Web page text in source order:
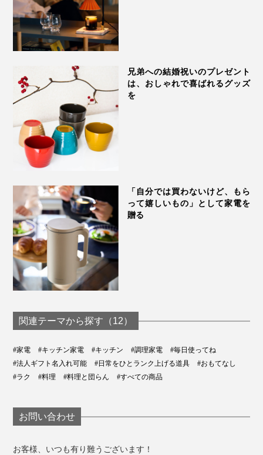
兄弟への結婚祝いのプレゼント
は、おしゃれで喜ばれるグッズ
を
「自分では買わないけど、もら
って嬉しいもの」として家電を
贈る
関連テーマから探す（12）
#家電 #キッチン家電 #キッチン #調理家電
#毎日使ってね
#法人ギフト名入れ可能
#日常をひとランク上げる道具
#おもてなし
#ラク
#料理 #料理と団らん #すべての商品
お問い合わせ
お客様、いつも有り難うございます！